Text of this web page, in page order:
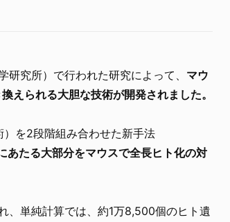
究所）で行われた研究によって、 マウ
えられる大胆な技術が開発されました。
を2段階組み合わせた新手法
あたる大部分をマウスで全長ヒト化の対
、単純計算では、約1万8,500個のヒト遺